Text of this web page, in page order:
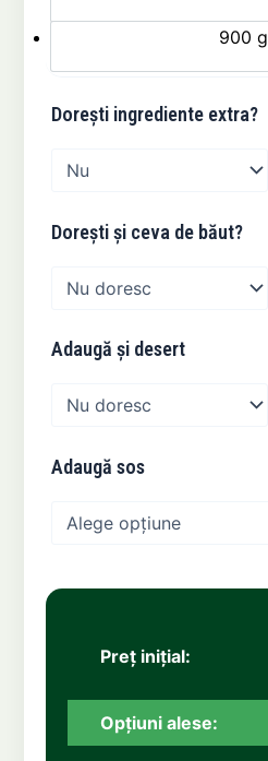
900 g
Dorești ingrediente extra?
Dorești și ceva de băut?
Adaugă și desert
Adaugă sos